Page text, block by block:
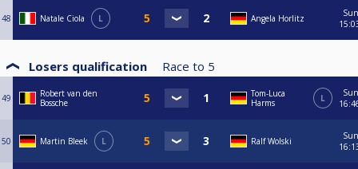
48 Natale Ciola L Angela Horlitz
Sun
Losers qualification Race to 5
49
Robert van den
Bossche
Tom-Luca
Harms
L
Sun
50 Martin Bleek L Ralf Wolski
Sun